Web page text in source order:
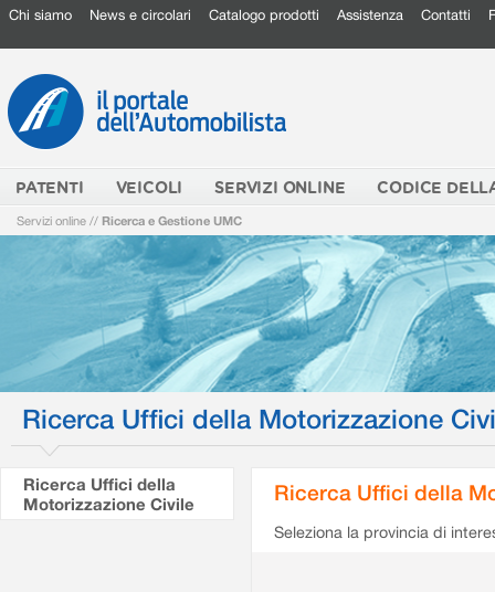
Chi siamo News e circolari Catalogo prodotti Assistenza Contatti
PATENTI VEICOLI SERVIZI ONLINE CODICE
Servizi online // Ricerca e Gestione UMC
Ricerca Uffici della Motorizzazione
Ricerca Uffici della
Motorizzazione Civile
Ricerca Uffici della
Seleziona la provincia di